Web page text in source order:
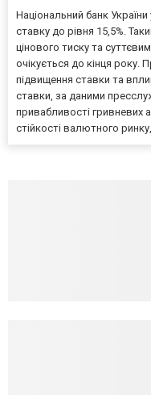
Національний банк
ставку до рівня 15,5%.
цінового тиску та
очікується до кінця року.
підвищення ставки та
ставки, за даними
привабливості гривневих
стійкості валютного ринку,